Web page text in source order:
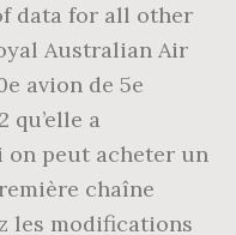
data for all other
Australian Air
avion de 5e
qu’elle a
on peut acheter un
chaîne
les modifications